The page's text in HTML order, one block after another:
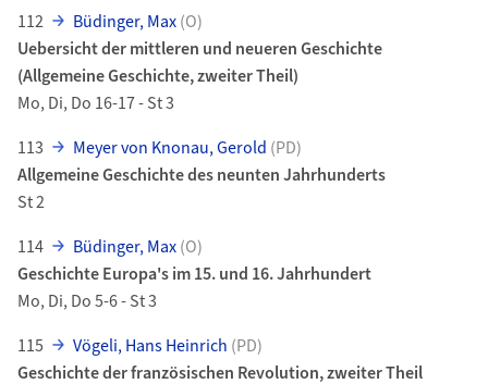
112
Büdinger, Max(O)
Uebersicht der mittleren und neueren Geschichte
(Allgemeine Geschichte, zweiter Theil)
Mo, Di, Do 16-17 - St 3
113
Meyer von Knonau, Gerold (PD)
Allgemeine Geschichte des neunten Jahrhunderts
St 2
114
Büdinger, Max(O)
Geschichte Europa's im 15. und 16. Jahrhundert
Mo, Di, Do 5-6 - St 3
115
Vögeli, Hans Heinrich (PD)
Geschichte der französischen Revolution, zweiter Theil